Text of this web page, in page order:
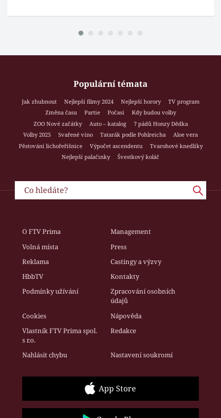
Populární témata
Jak zhubnout Nejlepší filmy 2024 Nejlepší horory
TV program
Změna času
Partie Počasí
Kdy budou volby
ZOO Nové začátky
Auto – katalog
7 pádů Honzy Dědka
Volby 2025
Svařené víno Tatarák podle Pohlreicha
Aloe vera
Pěstování lichořeřišnice
Výpočet ascendentu
Tvarohové knedlíky
Nejlepší palačinky
Švestkový koláč
O FTV Prima
Management
Volná místa
Press
Reklama
Castingy a výzvy
HbbTV
Kontakty
Podmínky užívání
Zpracování osobních
údajů
Cookies
Nápověda
Vlastník FTV Prima spol.
s r.o.
Redakce
Nahlásit chybu Nastavení soukromí
App Store